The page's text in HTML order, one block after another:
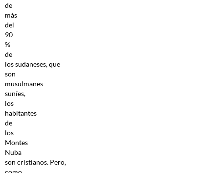
de
más
del
90
%
de
los sudaneses, que
son
musulmanes
suníes,
los
habitantes
de
los
Montes
Nuba
son cristianos. Pero,